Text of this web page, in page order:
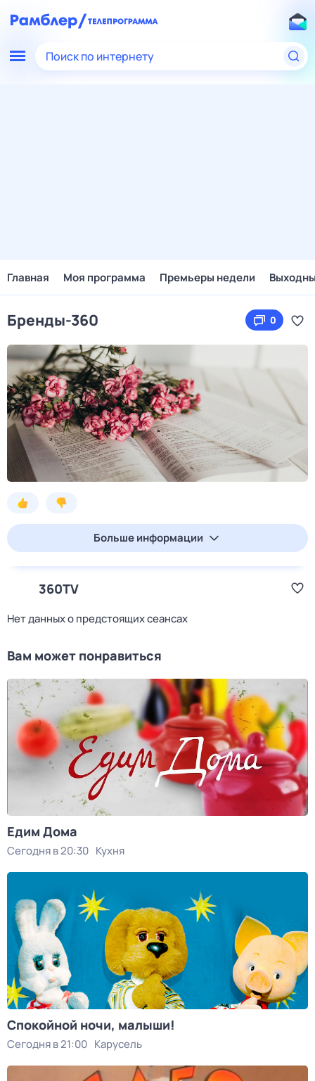
Поиск по интернету
Главная Моя программа Премьеры недели
Бренды-360 0
Больше информации
360TV
Нет данных о предстоящих сеансах
Вам может понравиться
Едим Дома
Сегодня в 20:30 Кухня
Спокойной ночи, малыши!
Сегодня в 21:00 Карусель